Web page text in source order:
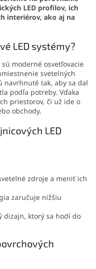
LED profilov, ich
interiérov, ako aj na
LED systémy?
moderné osvetľovacie
svetelných
navrhnuté tak, aby sa dal
podľa potreby. Vďaka
priestorov, či už ide o
obchody.
LED
zdroje a meniť ich
zaručuje nižšiu
dizajn, ktorý sa hodí do